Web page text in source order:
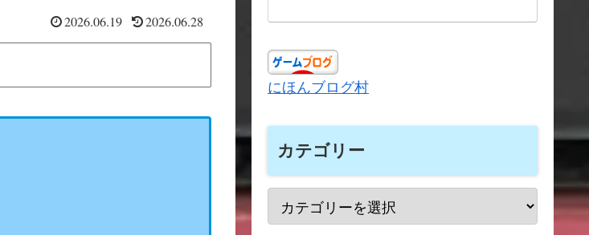
2026.06.19 2026.06.28
にほんブログ村
カテゴリー